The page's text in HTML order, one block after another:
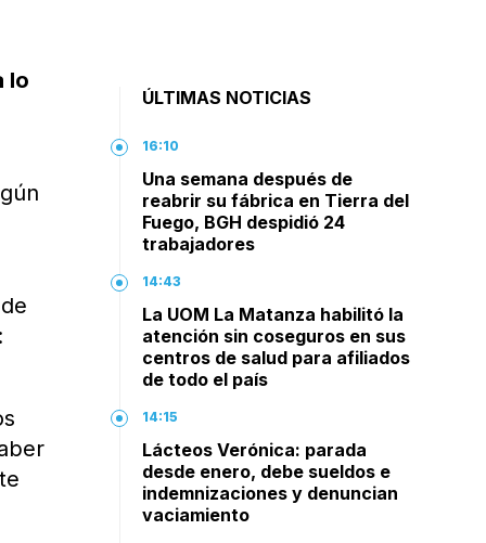
lo
ÚLTIMAS NOTICIAS
16:10
Una semana después de
reabrir su fábrica en Tierra del
Fuego, BGH despidió 24
trabajadores
14:43
La UOM La Matanza habilitó la
atención sin coseguros en sus
centros de salud para afiliados
de todo el país
14:15
Lácteos Verónica: parada
desde enero, debe sueldos e
indemnizaciones y denuncian
vaciamiento